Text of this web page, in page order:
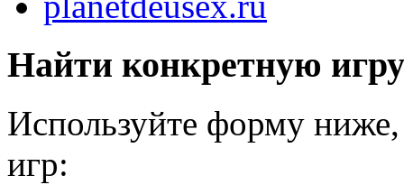
Найти конкретную
Используйте форму
игр: